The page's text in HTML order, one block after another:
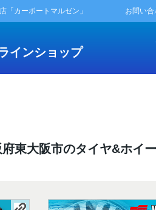
「カーポートマルゼン」 お問い合
インショップ
東大阪市のタイヤ&ホイ